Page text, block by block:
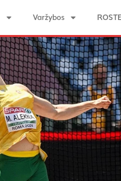
Varžybos